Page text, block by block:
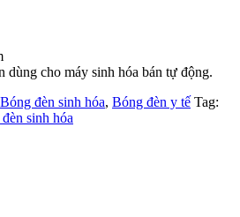
dùng cho máy sinh hóa bán tự động.
Bóng đèn sinh hóa, Bóng đèn y tế Tag:
sinh hóa